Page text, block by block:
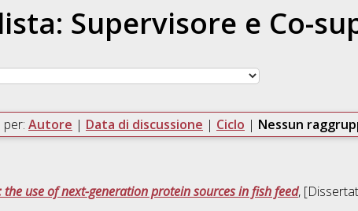
Supervisore e Co-
per: Autore | Data di discussione | Ciclo | Nessun
use of next-generation protein sources in fish feed,